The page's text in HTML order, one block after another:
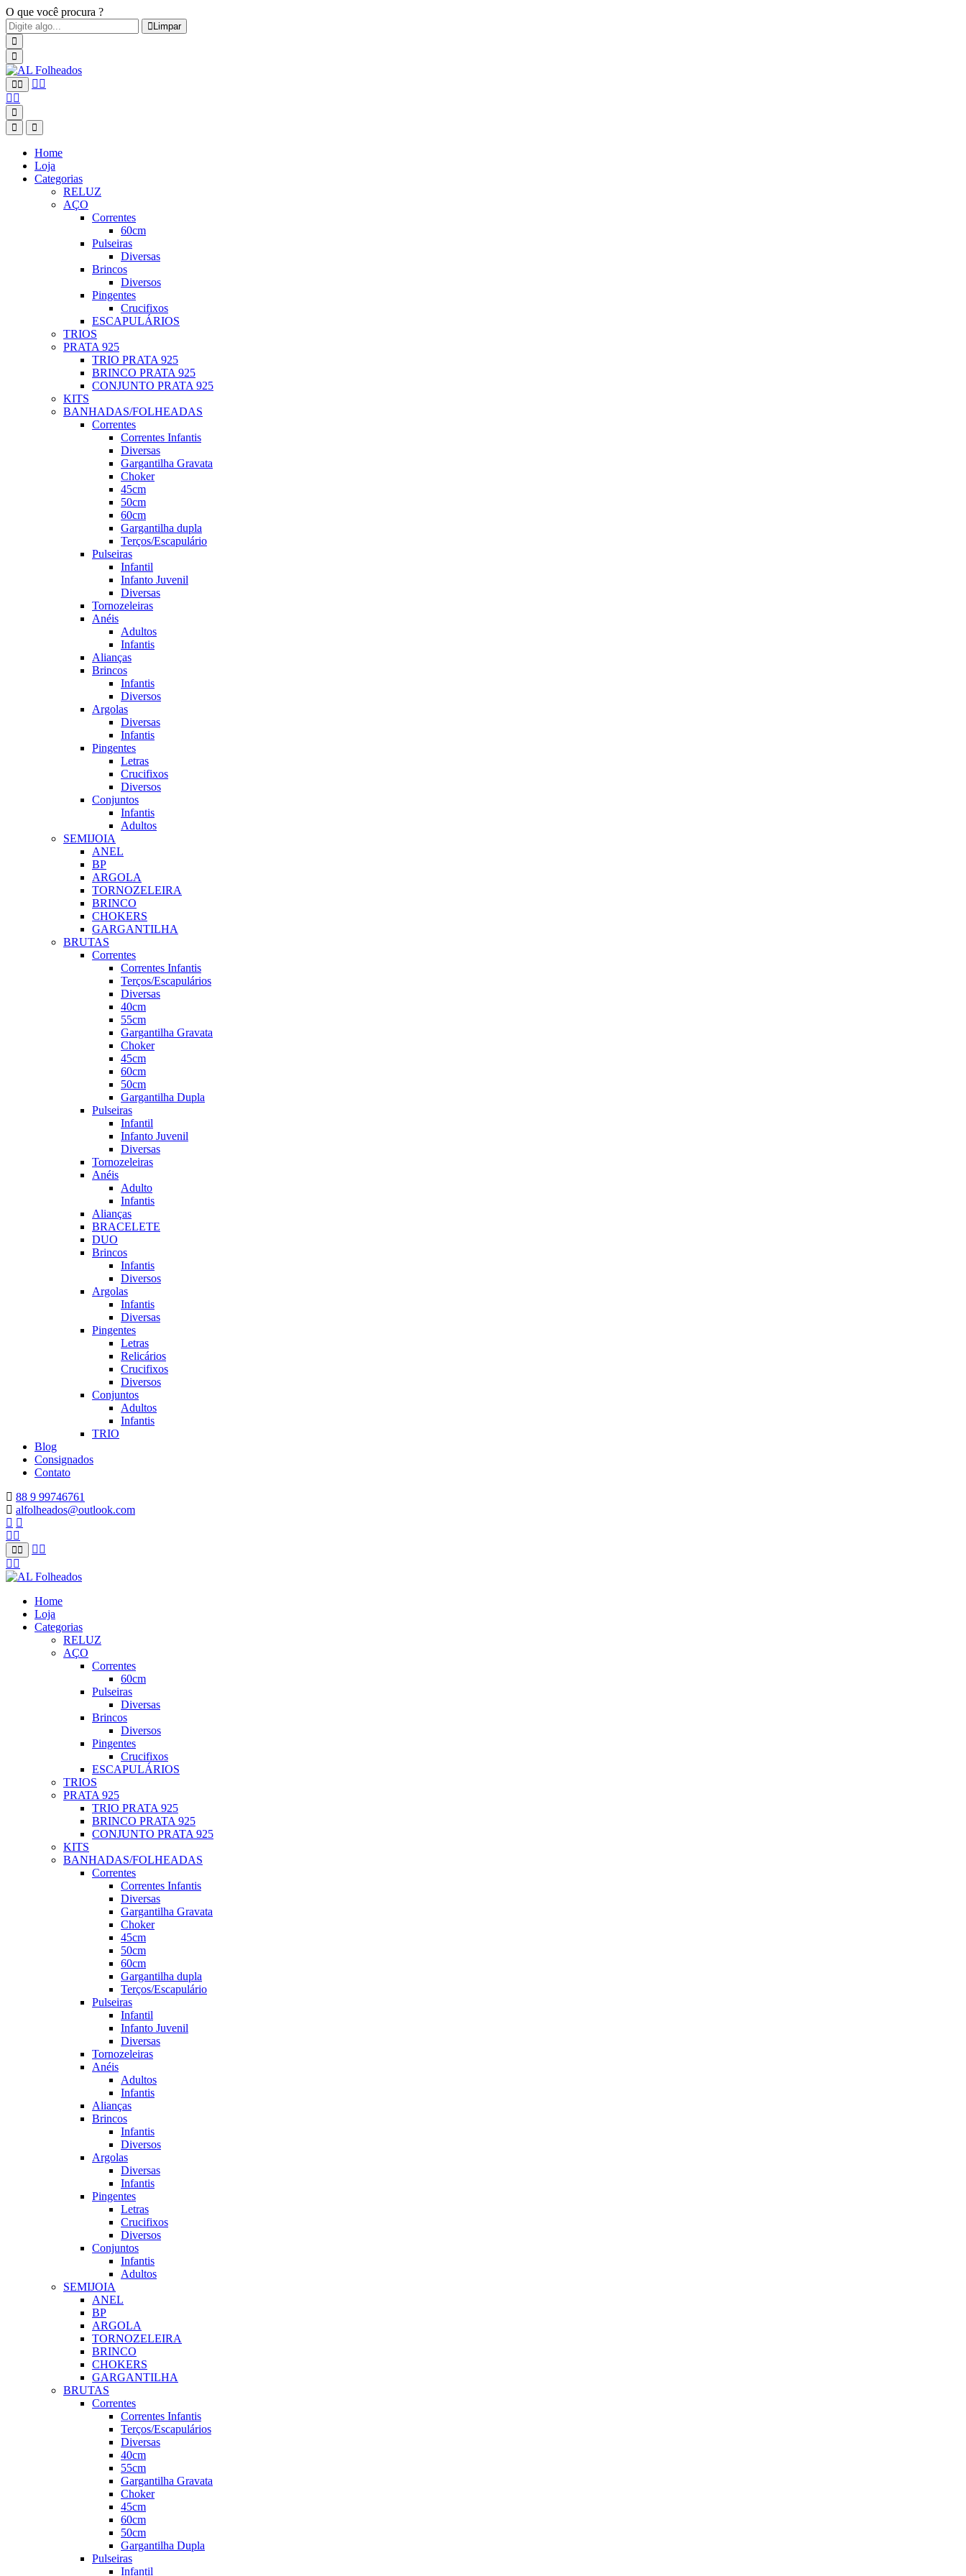
O que você procura ?
Limpar
Home
Loja
Categorias
RELUZ
AÇO
Correntes
60cm
Pulseiras
Diversas
Brincos
Diversos
Pingentes
Crucifixos
ESCAPULÁRIOS
TRIOS
PRATA 925
TRIO PRATA 925
BRINCO PRATA 925
CONJUNTO PRATA 925
KITS
BANHADAS/FOLHEADAS
Correntes
Correntes Infantis
Diversas
Gargantilha Gravata
Choker
45cm
50cm
60cm
Gargantilha dupla
Terços/Escapulário
Pulseiras
Infantil
Infanto Juvenil
Diversas
Tornozeleiras
Anéis
Adultos
Infantis
Alianças
Brincos
Infantis
Diversos
Argolas
Diversas
Infantis
Pingentes
Letras
Crucifixos
Diversos
Conjuntos
Infantis
Adultos
SEMIJOIA
ANEL
BP
ARGOLA
TORNOZELEIRA
BRINCO
CHOKERS
GARGANTILHA
BRUTAS
Correntes
Correntes Infantis
Terços/Escapulários
Diversas
40cm
55cm
Gargantilha Gravata
Choker
45cm
60cm
50cm
Gargantilha Dupla
Pulseiras
Infantil
Infanto Juvenil
Diversas
Tornozeleiras
Anéis
Adulto
Infantis
Alianças
BRACELETE
DUO
Brincos
Infantis
Diversos
Argolas
Infantis
Diversas
Pingentes
Letras
Relicários
Crucifixos
Diversos
Conjuntos
Adultos
Infantis
TRIO
Blog
Consignados
Contato
88 9 99746761
alfolheados@outlook.com
Home
Loja
Categorias
RELUZ
AÇO
Correntes
60cm
Pulseiras
Diversas
Brincos
Diversos
Pingentes
Crucifixos
ESCAPULÁRIOS
TRIOS
PRATA 925
TRIO PRATA 925
BRINCO PRATA 925
CONJUNTO PRATA 925
KITS
BANHADAS/FOLHEADAS
Correntes
Correntes Infantis
Diversas
Gargantilha Gravata
Choker
45cm
50cm
60cm
Gargantilha dupla
Terços/Escapulário
Pulseiras
Infantil
Infanto Juvenil
Diversas
Tornozeleiras
Anéis
Adultos
Infantis
Alianças
Brincos
Infantis
Diversos
Argolas
Diversas
Infantis
Pingentes
Letras
Crucifixos
Diversos
Conjuntos
Infantis
Adultos
SEMIJOIA
ANEL
BP
ARGOLA
TORNOZELEIRA
BRINCO
CHOKERS
GARGANTILHA
BRUTAS
Correntes
Correntes Infantis
Terços/Escapulários
Diversas
40cm
55cm
Gargantilha Gravata
Choker
45cm
60cm
50cm
Gargantilha Dupla
Pulseiras
Infantil